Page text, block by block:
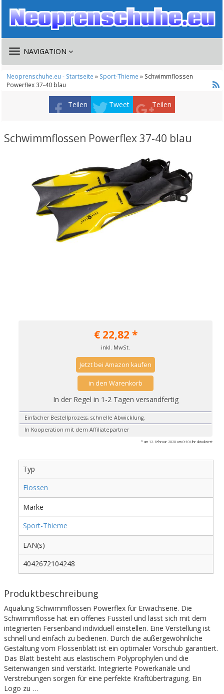
TOGGLE
NAVIGATION
Neoprenschuhe.eu - Startseite » Sport-Thieme » Schwimmflossen
Powerflex 37-40 blau
Teilen Tweet Teilen
Schwimmflossen Powerflex 37-40 blau
€22,82 *
inkl. MwSt.
Jetzt bei Amazon kaufen
in den Warenkorb
In der Regel in 1-2 Tagen versandfertig
Einfacher Bestellprozess, schnelle Abwicklung.
In Kooperation mit dem Affiliatepartner
* am 12. Februar 2020 um 0:10 Uhr aktualisiert
Typ
Flossen
Marke
Sport-Thieme
EAN(s)
4042672104248
Produktbeschreibung
Aqualung Schwimmflossen Powerflex für Erwachsene. Die
Schwimmflosse hat ein offenes Fussteil und lässt sich mit dem
integrierten Fersenband individuell einstellen. Eine Verstellung ist
schnell und einfach zu bedienen. Durch die außergewöhnliche
Gestaltung vom Flossenblatt ist ein optimaler Vorschub garantiert.
Das Blatt besteht aus elastischem Polyprophylen und die
Seitenwangen sind verstärkt. Integrierte Powerkanäle und
Verstrebungen sorgen für eine perfekte Kraftübertragung. Ein
Logo zu …